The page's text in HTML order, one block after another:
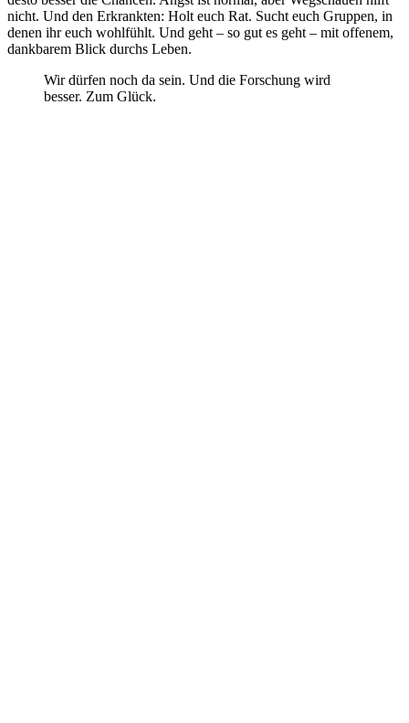
nicht. Und den Erkrankten: Holt euch Rat. Sucht euch Gruppen, in
denen ihr euch wohlfühlt. Und geht – so gut es geht – mit offenem,
dankbarem Blick durchs Leben.
Wir dürfen noch da sein. Und die Forschung wird
besser. Zum Glück.